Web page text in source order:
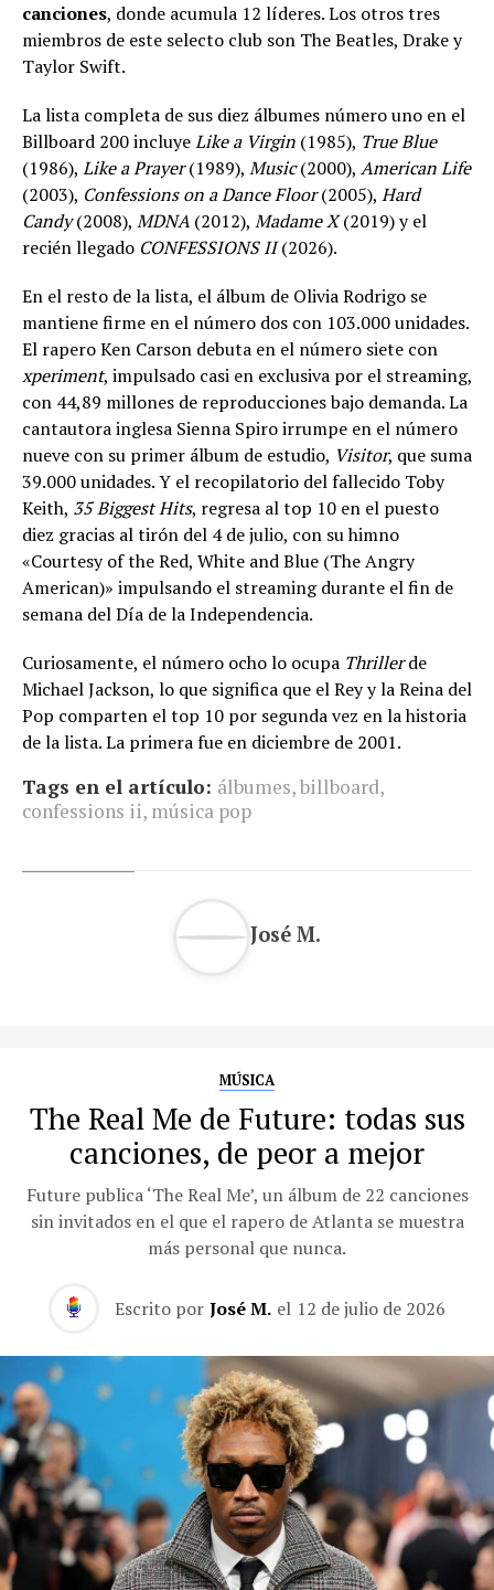
canciones, donde acumula 12 líderes. Los otros tres
miembros de este selecto club son The Beatles, Drake y
Taylor Swift.
La lista completa de sus diez álbumes número uno en el
Billboard 200 incluyeLike a Virgin (1985), True Blue
(1986), Like a Prayer(1989), Music(2000), American Life
(2003), Confessions on a Dance Floor(2005), Hard
Candy(2008), MDNA (2012), Madame X(2019) y el
recién llegado CONFESSIONS II(2026).
En el resto de la lista, el álbum de Olivia Rodrigo se
mantiene firme en el número dos con 103.000 unidades.
El rapero Ken Carson debuta en el número siete con
xperiment, impulsado casi en exclusiva por el streaming,
con 44,89 millones de reproducciones bajo demanda. La
cantautora inglesa Sienna Spiro irrumpe en el número
nueve con su primer álbum de estudio, Visitor, que suma
39.000 unidades. Y el recopilatorio del fallecido Toby
Keith, 35 Biggest Hits, regresa al top 10 en el puesto
diez gracias al tirón del 4 de julio, con su himno
«Courtesy of the Red, White and Blue (The Angry
American)» impulsando el streaming durante el fin de
semana del Día de la Independencia.
Curiosamente, el número ocho lo ocupa Thrillerde
Michael Jackson, lo que significa que el Rey y la Reina del
Pop comparten el top 10 por segunda vez en la historia
de la lista. La primera fue en diciembre de 2001.
Tags en el artículo: álbumes,billboard,
confessions ii, música pop
José M.
MÚSICA
The Real Me de Future: todas sus
canciones, de peor a mejor
Future publica ‘The Real Me’, un álbum de 22 canciones
sin invitados en el que el rapero de Atlanta se muestra
más personal que nunca.
Escrito por José M. el 12 de julio de 2026